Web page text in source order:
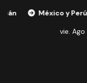
México y Perú
vie.